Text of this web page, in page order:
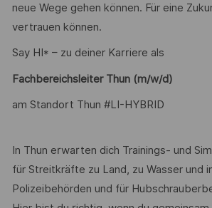
neue Wege gehen können. Für eine
vertrauen können.
Say HI* – zu deiner Karriere als
Fachbereichsleiter Thun (m/w/d)
am Standort Thun #LI-HYBRID
In Thun erwarten dich Trainings- und
für Streitkräfte zu Land, zu Wasser und
Polizeibehörden und für